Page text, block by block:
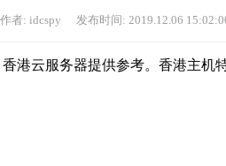
作者: idcspy 发布时间: 2019.12.06
港云服务器提供参考。香港主